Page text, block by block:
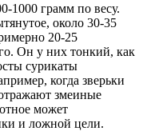
1000 грамм по весу.
около 30-35
20-25
Он у них тонкий, как
сурикаты
когда зверьки
змеиные
может
и ложной цели.